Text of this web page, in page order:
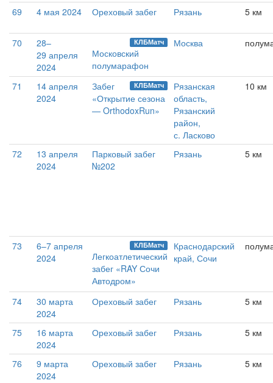
69 4 мая 2024 Ореховый забег Рязань 5 км
70
28–
29 апреля
2024
КЛБМатч
Московский
полумарафон
Москва
71
14 апреля
2024
КЛБМатч
Забег
«Открытие сезона
— OrthodoxRun»
Рязанская
область,
Рязанский
район,
с. Ласково
10 км
72
13 апреля
2024
Парковый забег
№202
Рязань 5 км
73
6–7 апреля
2024
КЛБМатч
Легкоатлетический
забег «RAY Сочи
Автодром»
Краснодарский
край, Сочи
74
30 марта
2024
Ореховый забег Рязань 5 км
75
16 марта
2024
Ореховый забег Рязань 5 км
76
9 марта
2024
Ореховый забег Рязань 5 км